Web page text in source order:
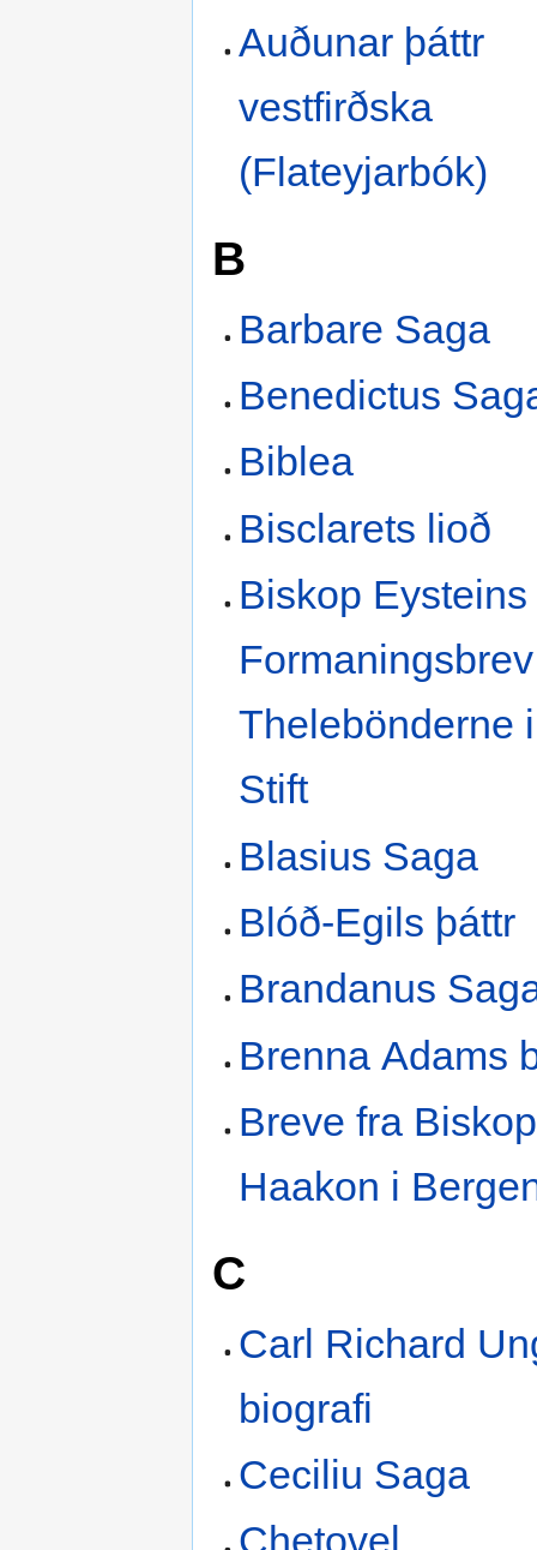
Auðunar þáttr
vestfirðska
(Flateyjarbók)
B
Barbare Saga
Benedictus
Biblea
Bisclarets lioð
Biskop Eysteins
Thelebönderne
Stift
Blasius Saga
Blóð-Egils þáttr
Brandanus
Brenna Adams
Breve fra Biskop
Haakon i
C
Carl Richard
biografi
Ceciliu Saga
Chetovel